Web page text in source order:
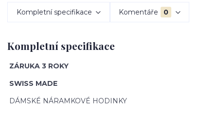
Kompletní specifikace Komentáře 0
Kompletní specifikace
ZÁRUKA 3 ROKY
SWISS MADE
DÁMSKÉ NÁRAMKOVÉ HODINKY